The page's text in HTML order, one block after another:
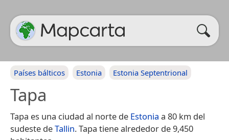
Países bálticos Estonia Estonia Septentrional
Tapa
Tapa es una ciudad al norte de Estonia a 80 km del
sudeste deTallin. Tapa tiene alrededor de 9,450